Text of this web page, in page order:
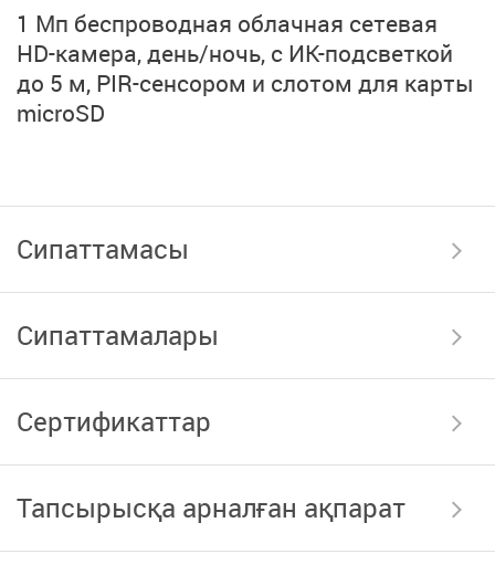
1 Мп беспроводная облачная сетевая
HD-камера, день/ночь, с ИК-подсветкой
до 5 м, PIR-сенсором и слотом для карты
microSD
Сипаттамасы
Сипаттамалары
Сертификаттар
Тапсырысқа арналған ақпарат